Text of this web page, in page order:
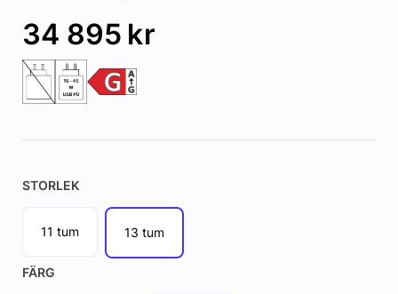
34 895 kr
STORLEK
11 tum 13 tum
FÄRG